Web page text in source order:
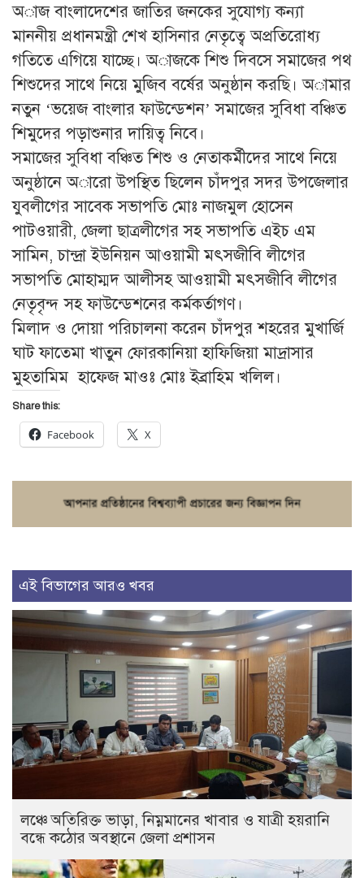
অাজ বাংলা‌দেশের জা‌তির জন‌কের সু‌যোগ্য কন্যা
মাননীয় প্রধানমন্ত্রী শেখ হা‌সিনার নেতৃ‌ত্বে অপ্র‌তি‌রোধ্য
গ‌তি‌তে এ‌গি‌য়ে যা‌চ্ছে। অাজ‌কে শিশু দিব‌সে সমাজের পথ
শিশু‌দের সা‌থে নি‌য়ে মু‌জিব ব‌র্ষের অনুষ্ঠান কর‌ছি। অামার
নতুন ‘ভ‌য়েজ বাংলার ফাউ‌ন্ডেশ‌ন’ সমা‌জের সু‌বিধা ব‌ঞ্চিত
শিমু‌দের পড়াশুনার দা‌য়িত্ব নি‌বে।
সমাজের সু‌বিধা ব‌ঞ্চিত শিশু‌ ও নেতাকর্মীদের সা‌থে নি‌য়ে
অনুষ্ঠা‌নে অা‌রো উপ‌স্থিত ছি‌লেন চাঁদপুর সদর উপজেলার
যুবলীগের সাবেক সভাপতি মোঃ নাজমুল হোসেন
পাটওয়ারী, জেলা ছাত্রলীগের সহ সভাপতি এইচ এম
সামিন, চান্দ্রা ইউনিয়ন আওয়ামী মৎসজীবি লীগের
সভাপতি মোহাম্মদ আলীসহ আওয়ামী মৎসজীবি লীগের
নেতৃবৃন্দ সহ ফাউন্ডেশ‌নের কর্মকর্তাগণ।
মিলাদ ও দোয়া পরিচালনা করেন চাঁদপুর শহরের মুখার্জি
ঘাট ফাতেমা খাতুন ফোরকানিয়া হাফিজিয়া মাদ্রাসার
মুহতামিম হাফেজ মাওঃ মোঃ ইব্রাহিম খলিল।
Share this:
Facebook X
এই বিভাগের আরও খবর
লঞ্চে অতিরিক্ত ভাড়া, নিম্নমানের খাবার ও যাত্রী হয়রানি
বন্ধে কঠোর অবস্থানে জেলা প্রশাসন